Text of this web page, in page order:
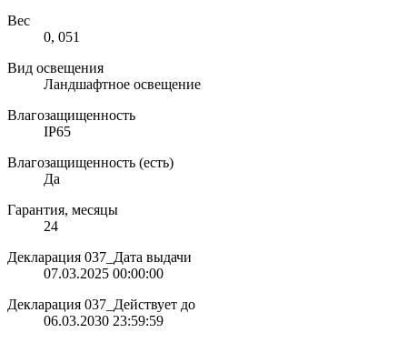
Вес
0, 051
Вид освещения
Ландшафтное освещение
Влагозащищенность
IP65
Влагозащищенность (есть)
Да
Гарантия, месяцы
24
Декларация 037_Дата выдачи
07.03.2025 00:00:00
Декларация 037_Действует до
06.03.2030 23:59:59